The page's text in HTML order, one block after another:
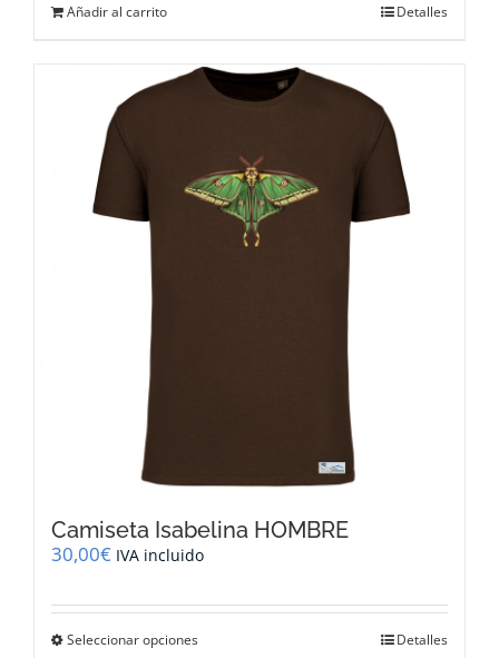
Añadir al carrito Detalles
Camiseta Isabelina HOMBRE
30,00€ IVA incluido
Seleccionar opciones Detalles